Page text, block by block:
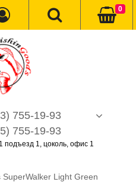
755-19-93
755-19-93
подъезд 1, цоколь, офис 1
0
Light Green